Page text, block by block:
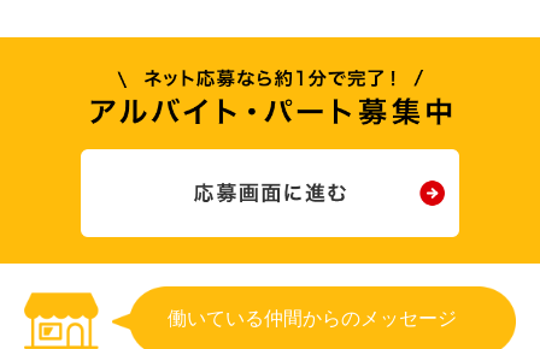
働いている仲間からのメッセージ